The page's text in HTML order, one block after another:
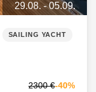
29.08. - 05.09.
SAILING YACHT
2300 €-40%